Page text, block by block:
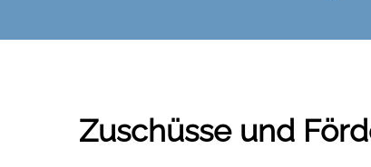
Zuschüsse und